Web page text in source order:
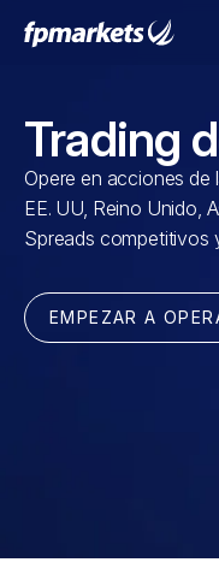
Trading
Opere en acciones de
EE. UU, Reino Unido,
Spreads competitivos
EMPEZAR A